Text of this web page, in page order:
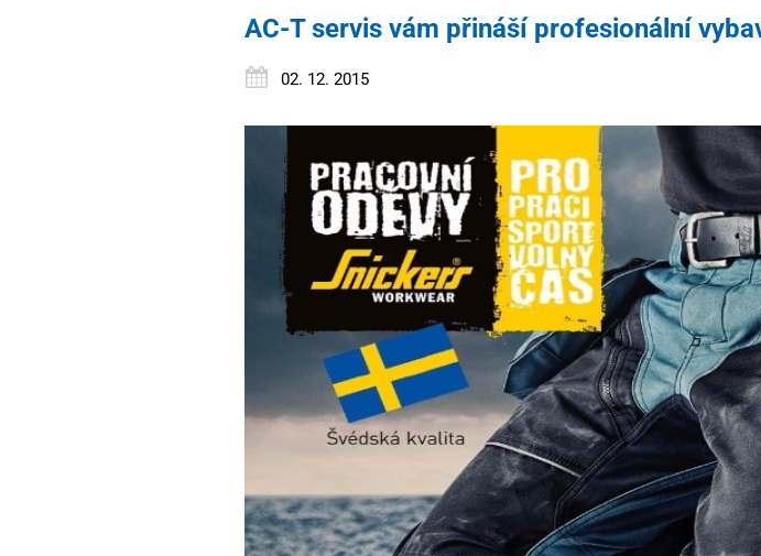
AC-T servis vám přináší profesionální
02. 12. 2015